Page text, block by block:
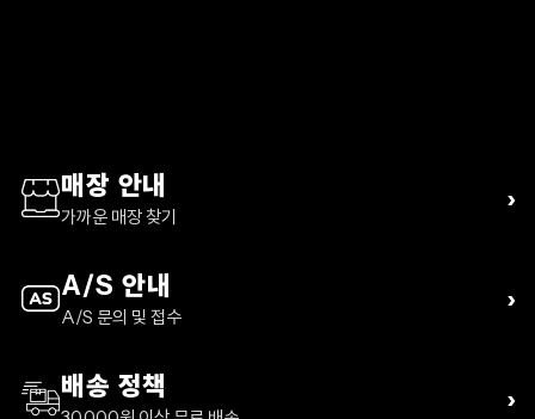
매장 안내
가까운 매장 찾기
›
A/S 안내
A/S 문의 및 접수
›
배송 정책 ›